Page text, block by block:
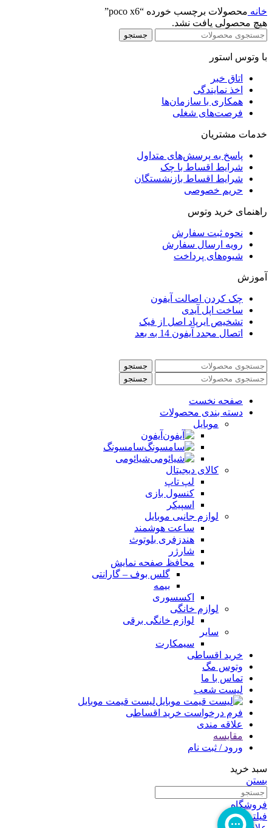
خانه محصولات برچسب خورده “poco x6”
هیچ محصولی یافت نشد.
جستجو
با وتوس استور
اتاق خبر
اخذ نمایندگی
همکاری با سازمان‌ها
فرصت‌های شغلی
خدمات مشتریان
پاسخ به پرسش‌های متداول
شرایط اقساط با چک
شرایط اقساط بازنشستگان
حریم خصوصی
راهنمای خرید وتوس
نحوه ثبت سفارش
رویه ارسال سفارش
شیوه‌های پرداخت
آموزش
چک کردن اصالت آیفون
ساخت اپل آیدی
تشخیص ایرپاد اصل از فیک
اتصال مجدد آیفون 14 به بعد
جستجو
جستجو
صفحه نخست
دسته بندی محصولات
موبایل
آیفون
سامسونگ
شیائومی
کالای دیجیتال
لپ تاپ
کنسول بازی
اسپیکر
لوازم جانبی موبایل
ساعت هوشمند
هندزفری بلوتوث
شارژر
محافظ صفحه نمایش
گلس بوف – گارانتی
بیمه
اکسسوری
لوازم خانگی
لوازم خانگی برقی
سایر
سیمکارت
خرید اقساطی
وتوس مگ
تماس با ما
لیست شعب
لیست قیمت موبایل
فرم درخواست خرید اقساطی
علاقه مندی
مقایسه
ورود / ثبت نام
سبد خرید
بستن
فروشگاه
فیلترها